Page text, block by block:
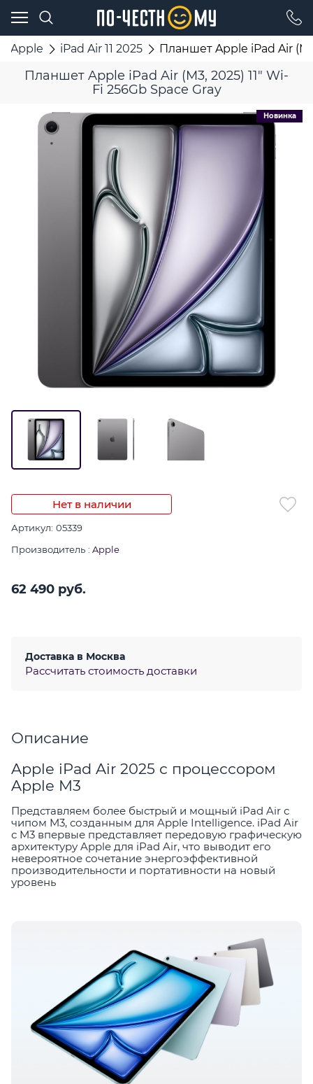
Apple iPad Air 11 2025 Планшет Apple iPad Air
Планшет Apple iPad Air (M3, 2025) 11" Wi-
Fi 256Gb Space Gray
Новинка
Нет в наличии
Артикул: 05339
Производитель : Apple
62 490 руб.
Доставка в Москва
Рассчитать стоимость доставки
Описание
Apple iPad Air 2025 с процессором
Apple M3
Представляем более быстрый и мощный iPad Air с
чипом M3, созданным для Apple Intelligence. iPad Air
с M3 впервые представляет передовую графическую
архитектуру Apple для iPad Air, что выводит его
невероятное сочетание энергоэффективной
производительности и портативности на новый
уровень